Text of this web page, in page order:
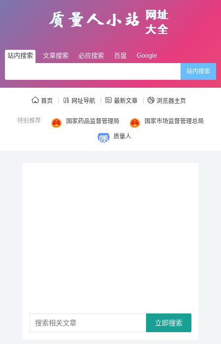
站内搜索 文章搜索 必应搜索 百度 Google
站内搜索
首页 网址导航 最新文章 浏览器主页
特别推荐 国家药品监督管理局 国家市场监督管理总局
质量人
立即搜索